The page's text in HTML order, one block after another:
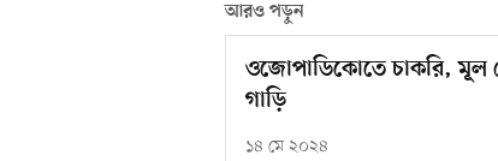
আরও পড়ুন
ওজোপাডিকোতে চাকরি, মূল
গাড়ি
১৪ মে ২০২৪